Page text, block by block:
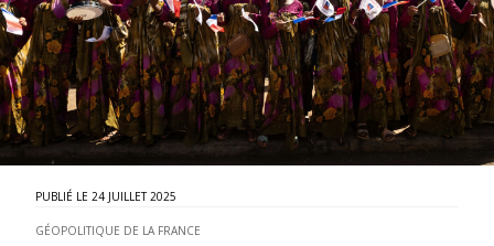
24 JUILLET 2025
GÉOPOLITIQUE DE LA FRANCE